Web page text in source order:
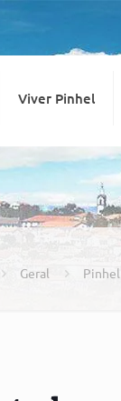
Viver Pinhel
Geral